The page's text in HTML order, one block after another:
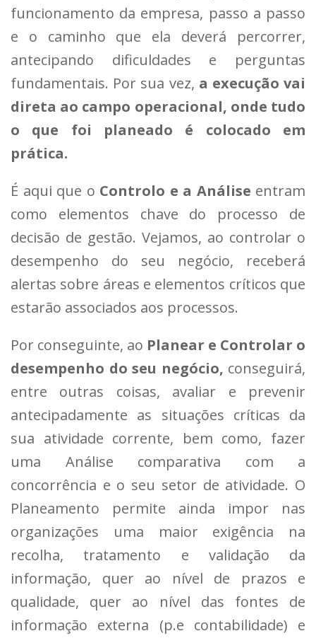
funcionamento da empresa, passo a passo
e o caminho que ela deverá percorrer,
antecipando dificuldades e perguntas
fundamentais. Por sua vez, a execução vai
direta ao campo operacional, onde tudo
o que foi planeado é colocado em
prática.
É aqui que o Controlo e a Análise entram
como elementos chave do processo de
decisão de gestão. Vejamos, ao controlar o
desempenho do seu negócio, receberá
alertas sobre áreas e elementos críticos que
estarão associados aos processos.
Por conseguinte, ao Planear e Controlar o
desempenho do seu negócio, conseguirá,
entre outras coisas, avaliar e prevenir
antecipadamente as situações críticas da
sua atividade corrente, bem como, fazer
uma Análise comparativa com a
concorrência e o seu setor de atividade. O
Planeamento permite ainda impor nas
organizações uma maior exigência na
recolha, tratamento e validação da
informação, quer ao nível de prazos e
qualidade, quer ao nível das fontes de
informação externa (p.e contabilidade) e